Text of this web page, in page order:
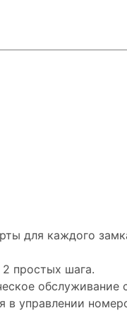
для каждого
простых шага.
обслуживание
в управлении